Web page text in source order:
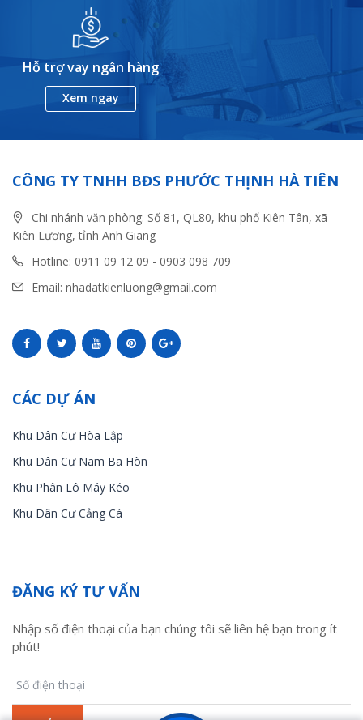
Hỗ trợ vay ngân hàng
Xem ngay
CÔNG TY TNHH BĐS PHƯỚC THỊNH HÀ TIÊN
Chi nhánh văn phòng: Số 81, QL80, khu phố Kiên Tân, xã
Kiên Lương, tỉnh Anh Giang
Hotline: 0911 09 12 09 - 0903 098 709
Email: nhadatkienluong@gmail.com
CÁC DỰ ÁN
Khu Dân Cư Hòa Lập
Khu Dân Cư Nam Ba Hòn
Khu Phân Lô Máy Kéo
Khu Dân Cư Cảng Cá
ĐĂNG KÝ TƯ VẤN
Nhập số điện thoại của bạn chúng tôi sẽ liên hệ bạn trong ít
phút!